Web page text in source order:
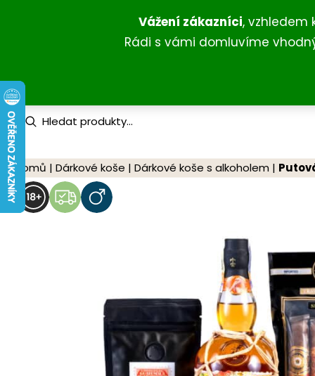
Vážení zákazníci, vzhledem
Rádi s vámi domluvíme
P
r
o
d
u
c
t
s
s
Domů | Dárkové koše | Dárkové koše s alkoholem |